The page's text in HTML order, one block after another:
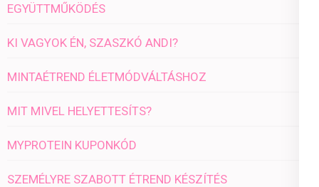
EGYÜTTMŰKÖDÉS
KI VAGYOK ÉN, SZASZKÓ ANDI?
MINTAÉTREND ÉLETMÓDVÁLTÁSHOZ
MIT MIVEL HELYETTESÍTS?
MYPROTEIN KUPONKÓD
SZEMÉLYRE SZABOTT ÉTREND KÉSZÍTÉS